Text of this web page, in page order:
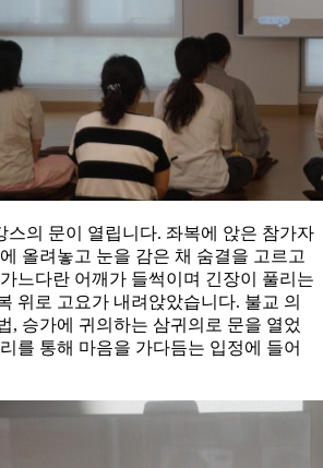
스의 문이 열립니다. 좌복에 앉은 참가자
올려놓고 눈을 감은 채 숨결을 고르고
느다란 어깨가 들썩이며 긴장이 풀리는
위로 고요가 내려앉았습니다. 불교 의
, 승가에 귀의하는 삼귀의로 문을 열었
를 통해 마음을 가다듬는 입정에 들어